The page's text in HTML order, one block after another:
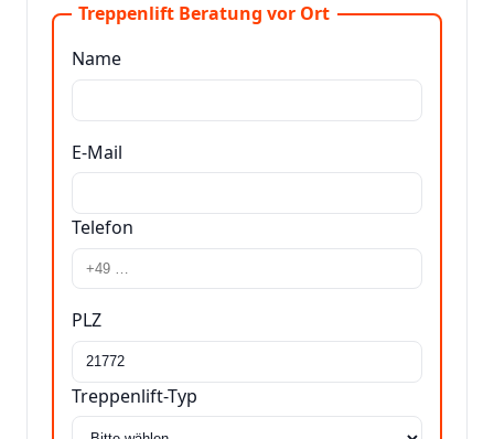
Treppenlift Beratung vor Ort
Name
E-Mail
Telefon
PLZ
Treppenlift-Typ